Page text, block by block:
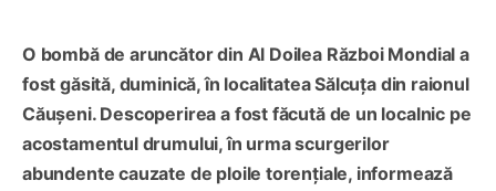
O bombă de aruncător din Al Doilea Război Mondial a
fost găsită, duminică, în localitatea Sălcuța din raionul
Căușeni. Descoperirea a fost făcută de un localnic pe
acostamentul drumului, în urma scurgerilor
abundente cauzate de ploile torențiale, informează